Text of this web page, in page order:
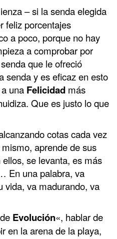
– si la senda elegida
feliz porcentajes
a poco, porque no hay
a comprobar por
que le ofreció
senda y es eficaz en esto
una Felicidad más
Que es justo lo que
cotas cada vez
aprende de sus
se levanta, es más
En una palabra, va
vida, va madurando, va
Evolución«, hablar de
en la arena de la playa,